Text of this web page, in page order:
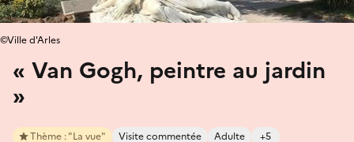
« Van Gogh, peintre au jardin
»
Thème : "La vue" Visite commentée Adulte +5
©Ville d'Arles